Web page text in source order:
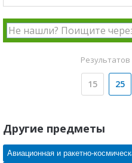
15 25
Другие предметы
Авиационная и ракетно-